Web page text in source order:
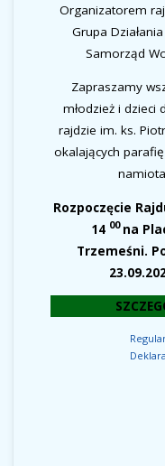
Organizatorem
Grupa
Samorząd
Zapraszamy
młodzież i dzieci
rajdzie im. ks.
okalających
Rozpoczęcie
14 00 na
Trzemeśni.